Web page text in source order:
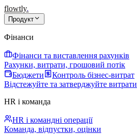
flowtly.
Продукт
Фінанси
Фінанси та виставлення рахунків
Рахунки, витрати, грошовий потік
Бюджети
Контроль бізнес-витрат
Відстежуйте та затверджуйте витрати
HR і команда
HR і командні операції
Команда, відпустки, оцінки